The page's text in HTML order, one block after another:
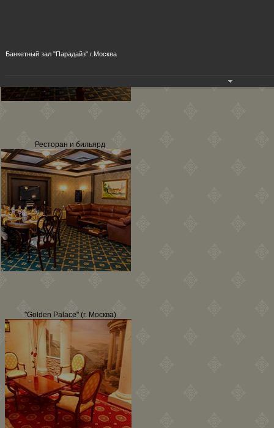
Ресторан и бильярд
"Golden Palace" (г. Москва)
Банкетный зал "Парадайз" г.Москва